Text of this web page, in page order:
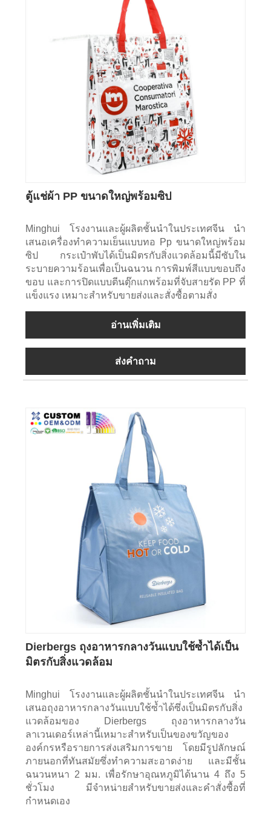
ตู้แช่ผ้า PP ขนาดใหญ่พร้อมซิป
Minghui โรงงานและผู้ผลิตชั้นนำในประเทศจีน นำ
เสนอเครื่องทำความเย็นแบบทอ Pp ขนาดใหญ่พร้อม
ซิป กระเป๋าพับได้เป็นมิตรกับสิ่งแวดล้อมนี้มีซับใน
ระบายความร้อนเพื่อเป็นฉนวน การพิมพ์สีแบบขอบถึง
ขอบ และการปิดแบบตีนตุ๊กแกพร้อมที่จับสายรัด PP ที่
แข็งแรง เหมาะสำหรับขายส่งและสั่งซื้อตามสั่ง
อ่านเพิ่มเติม
ส่งคำถาม
Dierbergs ถุงอาหารกลางวันแบบใช้ซ้ำได้เป็น
มิตรกับสิ่งแวดล้อม
Minghui โรงงานและผู้ผลิตชั้นนำในประเทศจีน นำ
เสนอถุงอาหารกลางวันแบบใช้ซ้ำได้ซึ่งเป็นมิตรกับสิ่ง
แวดล้อมของ Dierbergs ถุงอาหารกลางวัน
ลาเวนเดอร์เหล่านี้เหมาะสำหรับเป็นของขวัญของ
องค์กรหรือรายการส่งเสริมการขาย โดยมีรูปลักษณ์
ภายนอกที่ทันสมัยซึ่งทำความสะอาดง่าย และมีชั้น
ฉนวนหนา 2 มม. เพื่อรักษาอุณหภูมิได้นาน 4 ถึง 5
ชั่วโมง มีจำหน่ายสำหรับขายส่งและคำสั่งซื้อที่
กำหนดเอง